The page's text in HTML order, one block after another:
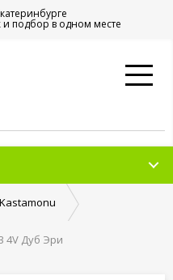
подбор в одном месте
Kastamonu
4V Дуб Эри